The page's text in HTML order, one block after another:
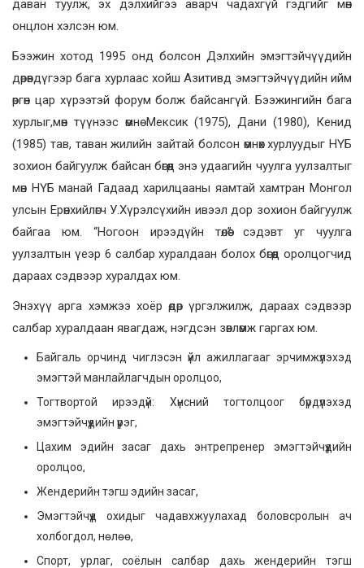
даван туулж, эх дэлхийгээ аварч чадахгүй гэдгийг мөн
онцлон хэлсэн юм.
Бээжин хотод 1995 онд болсон Дэлхийн эмэгтэйчүүдийн
дөрөвдүгээр бага хурлаас хойш Азитивд эмэгтэйчүүдийн ийм
өргөн цар хүрээтэй форум болж байсангүй. Бээжингийн бага
хурлыг,мөн түүнээс өмнө Мексик (1975), Дани (1980), Кенид
(1985) тав, таван жилийн зайтай болсон өмнөх хурлуудыг НҮБ
зохион байгуулж байсан бөгөөд энэ удаагийн чуулга уулзалтыг
мөн НҮБ манай Гадаад харилцааны яамтай хамтран Монгол
улсын Ерөнхийлөгч У.Хүрэлсүхийн ивээл дор зохион байгуулж
байгаа юм. “Ногоон ирээдүйн төлөө” сэдэвт уг чуулга
уулзалтын үеэр 6 салбар хуралдаан болох бөгөөд оролцогчид
дараах сэдвээр хуралдах юм.
Энэхүү арга хэмжээ хоёр өдөр үргэлжилж, дараах сэдвээр
салбар хуралдаан явагдаж, нэгдсэн зөвлөмж гаргах юм.
Байгаль орчинд чиглэсэн үйл ажиллагааг эрчимжүүлэхэд
эмэгтэй манлайлагчдын оролцоо,
Тогтвортой ирээдүй: Хүнсний тогтолцоог бүрдүүлэхэд
эмэгтэйчүүдийн үүрэг,
Цахим эдийн засаг дахь энтрепренер эмэгтэйчүүдийн
оролцоо,
Жендерийн тэгш эдийн засаг,
Эмэгтэйчүүд охидыг чадавхжуулахад боловсролын ач
холбогдол, нөлөө,
Спорт, урлаг, соёлын салбар дахь жендерийн тэгш